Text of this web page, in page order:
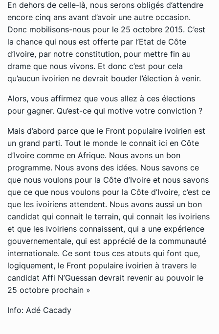
En dehors de celle-là, nous serons obligés d’attendre
encore cinq ans avant d’avoir une autre occasion.
Donc mobilisons-nous pour le 25 octobre 2015. C’est
la chance qui nous est offerte par l’Etat de Côte
d’Ivoire, par notre constitution, pour mettre fin au
drame que nous vivons. Et donc c’est pour cela
qu’aucun ivoirien ne devrait bouder l’élection à venir.
Alors, vous affirmez que vous allez à ces élections
pour gagner. Qu’est-ce qui motive votre conviction ?
Mais d’abord parce que le Front populaire ivoirien est
un grand parti. Tout le monde le connait ici en Côte
d’Ivoire comme en Afrique. Nous avons un bon
programme. Nous avons des idées. Nous savons ce
que nous voulons pour la Côte d’Ivoire et nous savons
que ce que nous voulons pour la Côte d’Ivoire, c’est ce
que les ivoiriens attendent. Nous avons aussi un bon
candidat qui connait le terrain, qui connait les ivoiriens
et que les ivoiriens connaissent, qui a une expérience
gouvernementale, qui est apprécié de la communauté
internationale. Ce sont tous ces atouts qui font que,
logiquement, le Front populaire ivoirien à travers le
candidat Affi N’Guessan devrait revenir au pouvoir le
25 octobre prochain »
Info: Adé Cacady